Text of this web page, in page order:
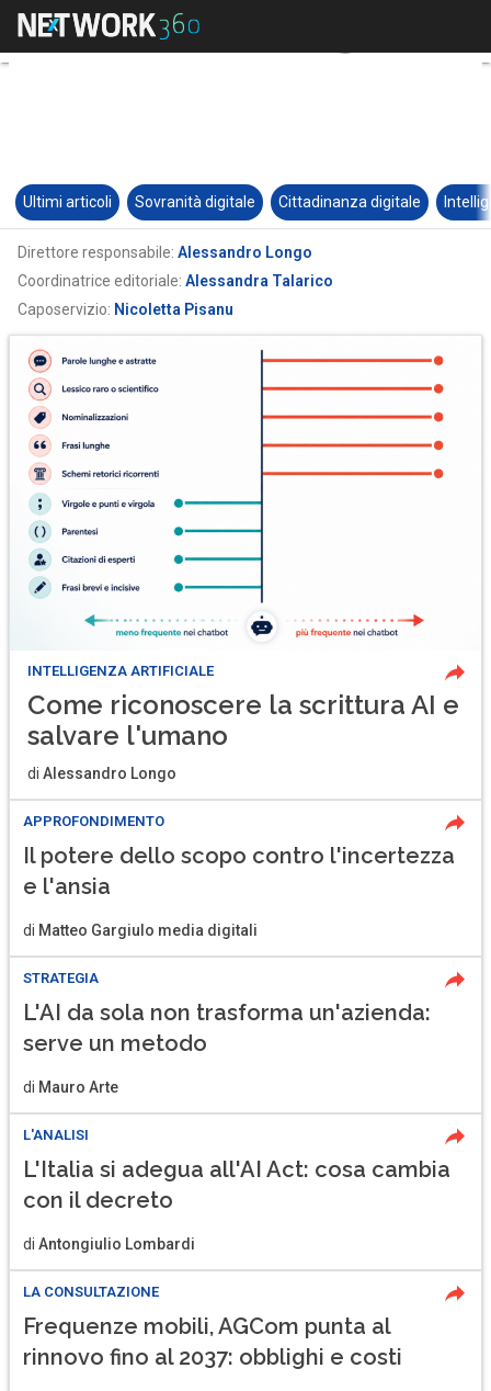
Ultimi articoli Sovranità digitale Cittadinanza digitale
Direttore responsabile: Alessandro Longo
Coordinatrice editoriale: Alessandra Talarico
Caposervizio: Nicoletta Pisanu
INTELLIGENZA ARTIFICIALE
Come riconoscere la scrittura AI e
salvare l'umano
di Alessandro Longo
APPROFONDIMENTO
Il potere dello scopo contro l'incertezza
e l'ansia
di Matteo Gargiulo media digitali
STRATEGIA
L'AI da sola non trasforma un'azienda:
serve un metodo
di Mauro Arte
L'ANALISI
L'Italia si adegua all'AI Act: cosa cambia
con il decreto
di Antongiulio Lombardi
LA CONSULTAZIONE
Frequenze mobili, AGCom punta al
rinnovo fino al 2037: obblighi e costi